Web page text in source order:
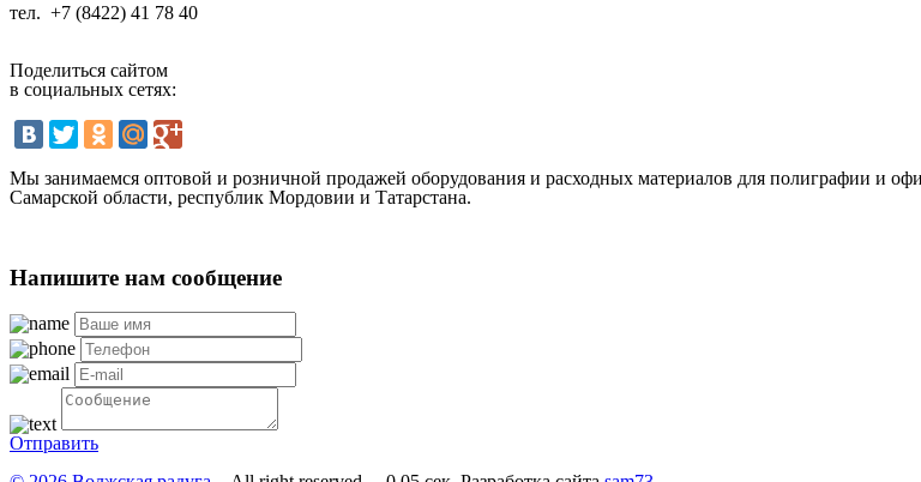
тел. +7 (8422) 41 78 40
Поделиться сайтом
в социальных сетях:
Мы занимаемся оптовой и розничной продажей оборудования и расходных материалов для полиграфии и
Самарской области, республик Мордовии и Татарстана.
Напишите нам сообщение
Отправить